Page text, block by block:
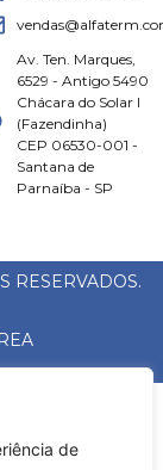
de
Av. Ten. Marques,
6529 - Antigo 5490
Chácara do Solar I
(Fazendinha)
CEP 06530-001 -
Santana de
Parnaíba - SP
RESERVADOS.